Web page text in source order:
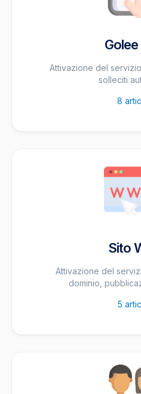
Attivazione del
solleciti
8
Sito
Attivazione del
dominio,
5